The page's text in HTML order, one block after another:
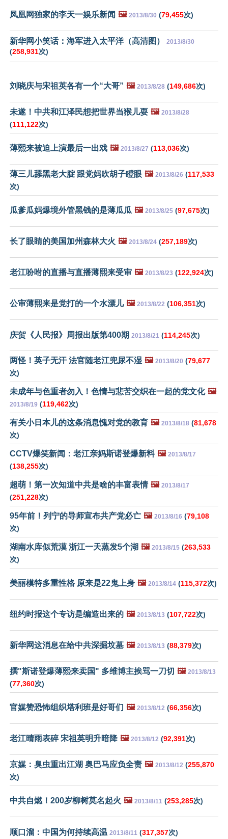
凤凰网独家的李天一娱乐新闻 🖼️ 2013/8/30 (79,455次)
新华网小笑话：海军进入太平洋（高清图） 2013/8/30
(258,931次)
刘晓庆与宋祖英各有一个“大哥” 🖼️ 2013/8/28 (149,686次)
未遂！中共和江泽民想把世界当猴儿耍 🖼️ 2013/8/28
(111,122次)
薄熙来被迫上演最后一出戏 🖼️ 2013/8/27 (113,036次)
薄三儿舔黑老大腚 跟党妈吹胡子瞪眼 🖼️ 2013/8/26 (117,533
次)
瓜爹瓜妈爆境外管黑钱的是薄瓜瓜 🖼️ 2013/8/25 (97,675次)
长了眼睛的美国加州森林大火 🖼️ 2013/8/24 (257,189次)
老江吩咐的直播与直播薄熙来受审 🖼️ 2013/8/23 (122,924次)
公审薄熙来是党打的一个水漂儿 🖼️ 2013/8/22 (106,351次)
庆贺《人民报》周报出版第400期 2013/8/21 (114,245次)
两怪！英子无汗 法官随老江兜尿不湿 🖼️ 2013/8/20 (79,677
次)
未成年与色重者勿入！色情与悲苦交织在一起的党文化 🖼️
2013/8/19 (119,462次)
有关小日本儿的这条消息愧对党的教育 🖼️ 2013/8/18 (81,678
次)
CCTV爆笑新闻：老江亲妈斯诺登爆新料 🖼️ 2013/8/17
(138,255次)
超萌！第一次知道中共是啥的丰富表情 🖼️ 2013/8/17
(251,228次)
95年前！列宁的导师宣布共产党必亡 🖼️ 2013/8/16 (79,108
次)
湖南水库似荒漠 浙江一天蒸发5个湖 🖼️ 2013/8/15 (263,533
次)
美丽模特多重性格 原来是22鬼上身 🖼️ 2013/8/14 (115,372次)
纽约时报这个专访是编造出来的 🖼️ 2013/8/13 (107,722次)
新华网这消息在给中共深掘坟墓 🖼️ 2013/8/13 (88,379次)
撰"斯诺登爆薄熙来卖国" 多维博主挨骂一刀切 🖼️ 2013/8/13
(77,360次)
官媒赞恐怖组织塔利班是好哥们 🖼️ 2013/8/12 (66,356次)
老江晴雨表碎 宋祖英明升暗降 🖼️ 2013/8/12 (92,391次)
京媒：臭虫重出江湖 奥巴马应负全责 🖼️ 2013/8/12 (255,870
次)
中共自燃！200岁柳树莫名起火 🖼️ 2013/8/11 (253,285次)
顺口溜：中国为何持续高温 2013/8/11 (317,357次)